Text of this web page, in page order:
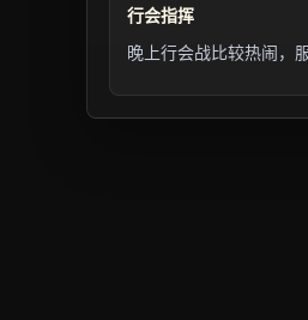
行会指挥
晚上行会战比较热闹，